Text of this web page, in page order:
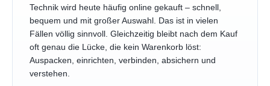
Technik wird heute häufig online gekauft – schnell,
bequem und mit großer Auswahl. Das ist in vielen
Fällen völlig sinnvoll. Gleichzeitig bleibt nach dem Kauf
oft genau die Lücke, die kein Warenkorb löst:
Auspacken, einrichten, verbinden, absichern und
verstehen.